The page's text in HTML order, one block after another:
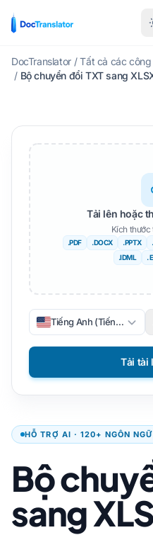
DocTranslator / Tất cả các
/ Bộ chuyển đổi TXT sang
HỖ TRỢ AI · 120+ NGÔN NGỮ
Bộ
sang
Tải lên hoặc
Kích thước
.PDF .DOCX .PPTX
.IDML
.
Tiếng Anh (Tiếng Anh)
Tải tài